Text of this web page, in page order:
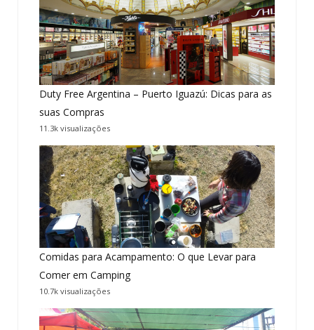
Duty Free Argentina – Puerto Iguazú: Dicas para as
suas Compras
11.3k visualizações
Comidas para Acampamento: O que Levar para
Comer em Camping
10.7k visualizações